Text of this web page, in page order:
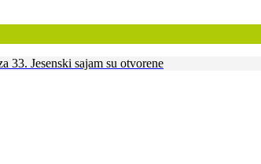
33. Jesenski sajam su otvorene